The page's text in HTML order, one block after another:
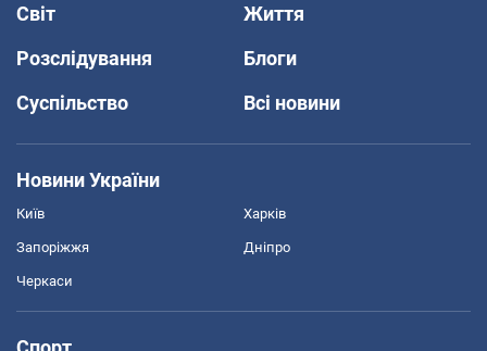
Світ
Життя
Розслідування
Блоги
Суспільство
Всі новини
Новини України
Київ Харків
Запоріжжя Дніпро
Черкаси